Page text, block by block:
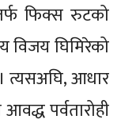
फिक्स रुटको
विजय घिमिरेको
त्यसअघि, आधार
पर्वतारोही